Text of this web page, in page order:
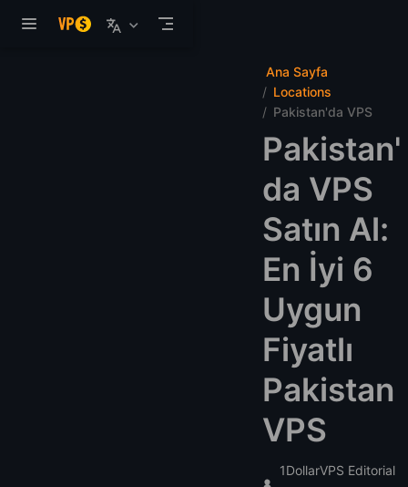
Ana Sayfa
Locations
Pakistan'da VPS
Pakistan'
da VPS
Satın Al:
En İyi 6
Uygun
Fiyatlı
Pakistan
VPS
1DollarVPS Editorial